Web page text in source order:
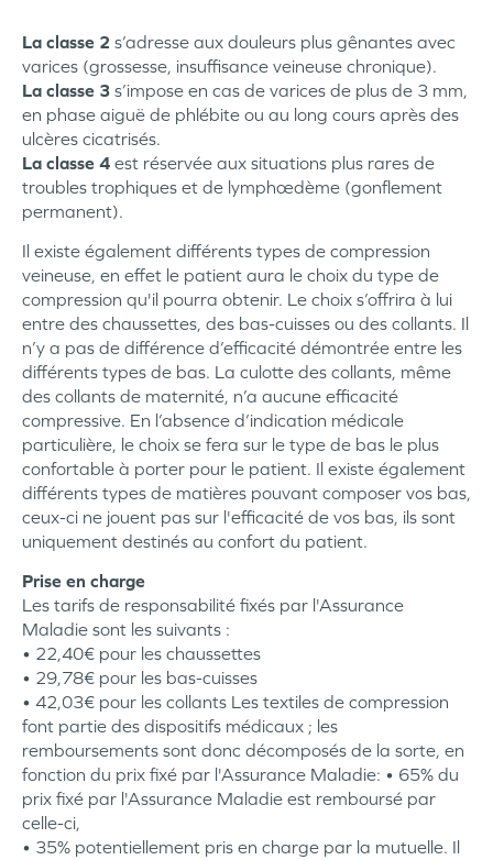
La classe 2 s’adresse aux douleurs plus gênantes avec
varices (grossesse, insuffisance veineuse chronique).
La classe 3 s’impose en cas de varices de plus de 3 mm,
en phase aiguë de phlébite ou au long cours après des
ulcères cicatrisés.
La classe 4 est réservée aux situations plus rares de
troubles trophiques et de lymphœdème (gonflement
permanent).
Il existe également différents types de compression
veineuse, en effet le patient aura le choix du type de
compression qu'il pourra obtenir. Le choix s’offrira à lui
entre des chaussettes, des bas-cuisses ou des collants. Il
n’y a pas de différence d’efficacité démontrée entre les
différents types de bas. La culotte des collants, même
des collants de maternité, n’a aucune efficacité
compressive. En l’absence d’indication médicale
particulière, le choix se fera sur le type de bas le plus
confortable à porter pour le patient. Il existe également
différents types de matières pouvant composer vos bas,
ceux-ci ne jouent pas sur l'efficacité de vos bas, ils sont
uniquement destinés au confort du patient.
Prise en charge
Les tarifs de responsabilité fixés par l'Assurance
Maladie sont les suivants :
• 22,40€ pour les chaussettes
• 29,78€ pour les bas-cuisses
• 42,03€ pour les collants Les textiles de compression
font partie des dispositifs médicaux ; les
remboursements sont donc décomposés de la sorte, en
fonction du prix fixé par l'Assurance Maladie: • 65% du
prix fixé par l'Assurance Maladie est remboursé par
celle-ci,
• 35% potentiellement pris en charge par la mutuelle. Il